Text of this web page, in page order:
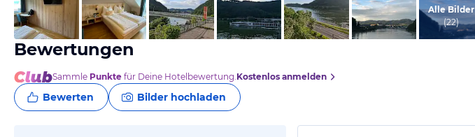
von Michaela , August 2024 von Brigitte , Juli 2023
Alle Bilder
(22)
Bewertungen
Sammle Punkte für Deine Hotelbewertung.Kostenlos anmelden
Bewerten Bilder hochladen